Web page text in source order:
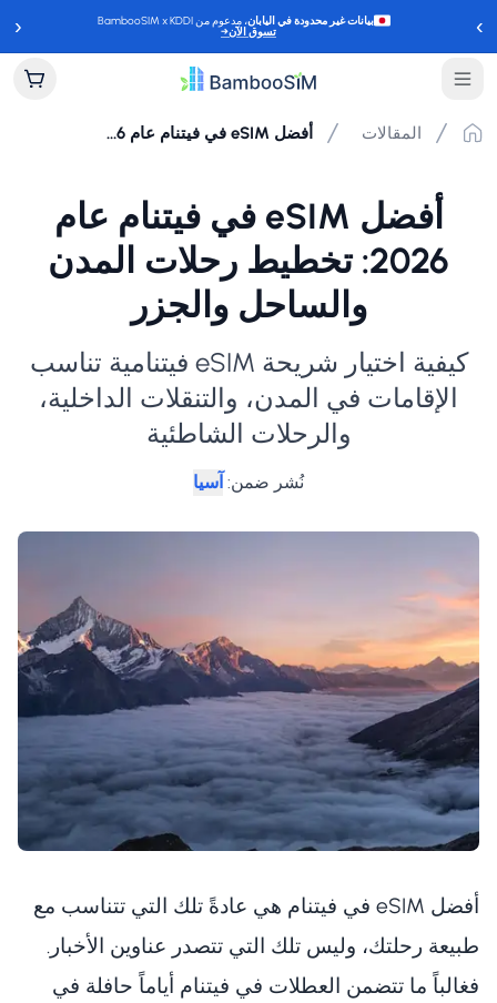
‹ بيانات غير محدودة في اليابان، مدعوم من BambooSIM x KDDI
تسوق الآن→ ›
المقالات أفضل eSIM في فيتنام عام 2026: تخطيط رحلات المدن والساحل والجزر
أفضل eSIM في فيتنام عام
2026: تخطيط رحلات المدن
والساحل والجزر
كيفية اختيار شريحة eSIM فيتنامية تناسب
الإقامات في المدن، والتنقلات الداخلية،
والرحلات الشاطئية
نُشر ضمن: آسيا
أفضل eSIM في فيتنام هي عادةً تلك التي تتناسب مع
طبيعة رحلتك، وليس تلك التي تتصدر عناوين الأخبار.
فغالباً ما تتضمن العطلات في فيتنام أياماً حافلة في